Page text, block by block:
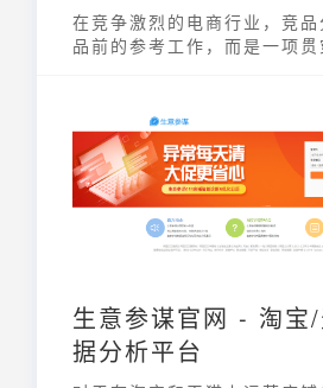
在竞争激烈的电商行业，竞
品前的参考工作，而是一项
面，结果看得多、抓不到重点
也不知道下一步该做什么。一
品分析，应该回答这3个问题
生意参谋官网 - 淘宝
据分析平台